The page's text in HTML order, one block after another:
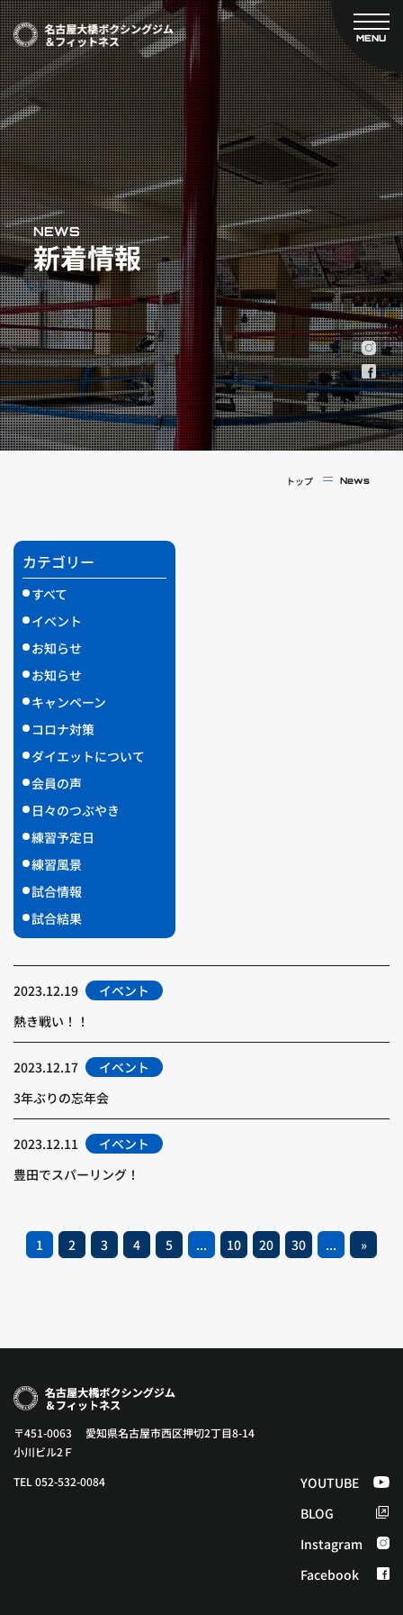
MENU
CLOSE
TOP
新着情報
ご予約
プライベートコース予約
レンタルスタジオ予約
名古屋大橋ボクシングジムについて
大橋弘政プロフィール
スタッフ紹介
料金案内
設備紹介
アクセス
営業時間
トレーナー募集
スポンサー募集
大会チケット購入
キャンペーン
実戦コース
料金システム
フィットネスコース
NEWS
新着情報
トップ News
カテゴリー
すべて
イベント
お知らせ
お知らせ
キャンペーン
コロナ対策
ダイエットについて
会員の声
日々のつぶやき
練習予定日
練習風景
試合情報
試合結果
2023.12.19
イベント
熱き戦い！！
2023.12.17
イベント
3年ぶりの忘年会
2023.12.11
イベント
豊田でスパーリング！
1 2 3 4 5 ... 10 20 30 ... »
〒451-0063 愛知県名古屋市西区押切2丁目8-14
小川ビル2Ｆ
TEL 052-532-0084
YOUTUBE
BLOG
Instagram
Facebook